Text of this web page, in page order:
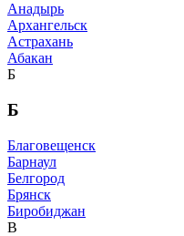
Анадырь
Архангельск
Астрахань
Абакан
Б
Б
Благовещенск
Барнаул
Белгород
Брянск
Биробиджан
В